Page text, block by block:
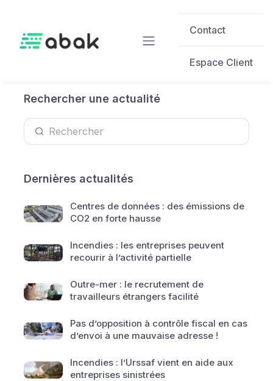
Contact
Espace Client
Rechercher une actualité
Dernières actualités
Centres de données : des émissions de
CO2 en forte hausse
Incendies : les entreprises peuvent
recourir à l’activité partielle
Outre-mer : le recrutement de
travailleurs étrangers facilité
Pas d’opposition à contrôle fiscal en cas
d’envoi à une mauvaise adresse !
Incendies : l’Urssaf vient en aide aux
entreprises sinistrées